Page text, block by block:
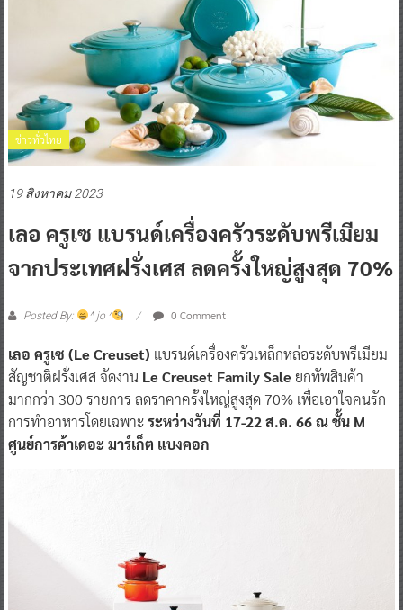
ข่าวทั่วไทย
19 สิงหาคม 2023
เลอ ครูเซ แบรนด์เครื่องครัวระดับพรีเมียม
จากประเทศฝรั่งเศส ลดครั้งใหญ่สูงสุด 70%
Posted By: ^ jo ^ 0 Comment
เลอ ครูเซ (Le Creuset) แบรนด์เครื่องครัวเหล็กหล่อระดับพรีเมียม
สัญชาติฝรั่งเศส จัดงาน Le Creuset Family Sale ยกทัพสินค้า
มากกว่า 300 รายการ ลดราคาครั้งใหญ่สูงสุด 70% เพื่อเอาใจคนรัก
การทำอาหารโดยเฉพาะระหว่างวันที่ 17-22 ส.ค. 66 ณ ชั้น M
ศูนย์การค้าเดอะ มาร์เก็ต แบงคอก